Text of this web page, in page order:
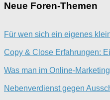
Neue Foren-Themen
Für wen sich ein eigenes
Copy & Close Erfahrungen:
Was man im Online-
Nebenverdienst gegen